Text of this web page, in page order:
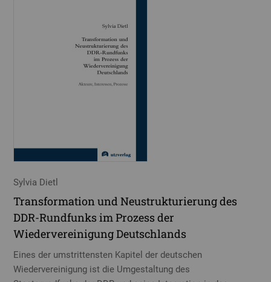
Sylvia Dietl
Transformation und Neustrukturierung des
DDR-Rundfunks im Prozess der
Wiedervereinigung Deutschlands
Eines der umstrittensten Kapitel der deutschen
Wiedervereinigung ist die Umgestaltung des